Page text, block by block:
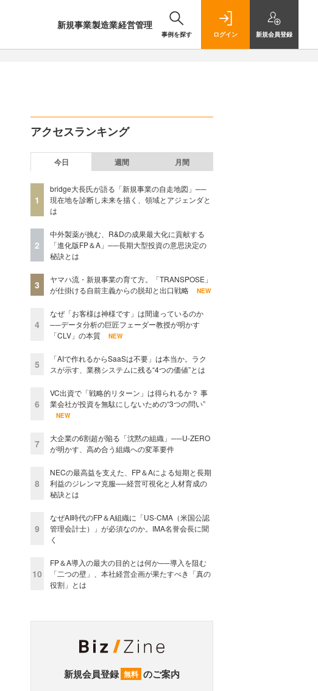
新規事業製造業経営管理
事例を探す ログイン 新規会員登録
アクセスランキング
今日 週間 月間
1
bridge大長氏が語る「新規事業の自走地図」──
現在地を診断し未来を描く、領域とアジェンダと
は
2
中外製薬が挑む、R&Dの成果最大化に貢献する
「進化版FP＆A」──長期大型投資の意思決定の
秘訣とは
3
ヤマハ流・新規事業の育て方。「TRANSPOSE」
が仕掛ける自前主義からの脱却と出口戦略
NEW
4
なぜ「お客様は神様です」は間違っているのか
──データ分析の巨匠フェーダー教授が明かす
「CLV」の本質
NEW
5
「AIで作れるからSaaSは不要」は本当か。ラク
スが示す、業務システムに残る“4つの価値”とは
6
VC出資で「戦略的リターン」は得られるか？ 事
業会社が投資を無駄にしないための“3つの問い”
NEW
7
大企業の6割超が陥る「沈黙の組織」──U-ZERO
が明かす、高め合う組織への変革要件
8
NECの最高益を支えた、FP＆Aによる短期と長期
利益のジレンマ克服──経営可視化と人材育成の
秘訣とは
9
なぜAI時代のFP＆A組織に「US-CMA（米国公認
管理会計士）」が必須なのか。IMA名誉会長に聞
く
10
FP＆A導入の最大の目的とは何か──導入を阻む
「二つの壁」、本社経営企画が果たすべき「真の
役割」とは
新規会員登録 無料 のご案内